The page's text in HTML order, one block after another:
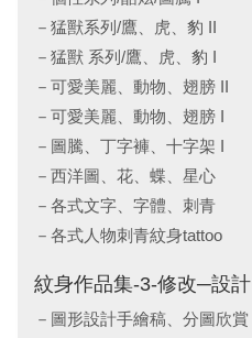
猛獸系列/鷹、虎、豹 II
猛獸 系列/鷹、虎、豹 I
可愛美麗、動物、翅膀 II
可愛美麗、動物、翅膀 I
圖騰、丁字褲、十字架 I
西洋圖、花、蝶、星心
各式文字、字體、刺青
各式人物刺青紋身tattoo
紋身作品集-3-修改─設計
圖形設計手繪稿、分圖欣賞